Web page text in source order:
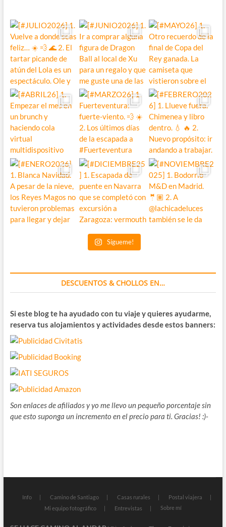
Sígueme!
DESCUENTOS & CHOLLOS EN…
Si este blog te ha ayudado con tu viaje y quieres ayudarme,
reserva tus alojamientos y actividades desde estos banners:
Son enlaces de afiliados y yo me llevo un pequeño porcentaje sin
que esto suponga un incremento en el precio para ti. Gracias! :)-
Info Camino de Santiago Casas rurales
Postal viajera
Mi equipo fotográfico
Entrevistas Sobre mí